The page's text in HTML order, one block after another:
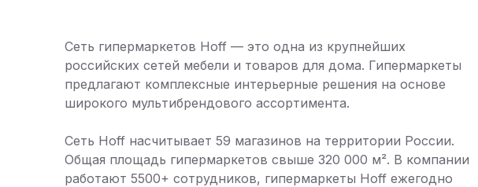
Сеть гипермаркетов Hoff — это одна из крупнейших
российских сетей мебели и товаров для дома. Гипермаркеты
предлагают комплексные интерьерные решения на основе
широкого мультибрендового ассортимента.
Сеть Hoff насчитывает 59 магазинов на территории России.
Общая площадь гипермаркетов свыше 320 000 м². В компании
работают 5500+ сотрудников, гипермаркеты Hoff ежегодно